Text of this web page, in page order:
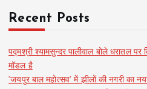
Recent Posts
पद्मश्री श्यामसुन्दर पालीवाल बोले धरातल पर
मॉडल है
‘जयपुर बाल महोत्सव’ में झीलों की नगरी का